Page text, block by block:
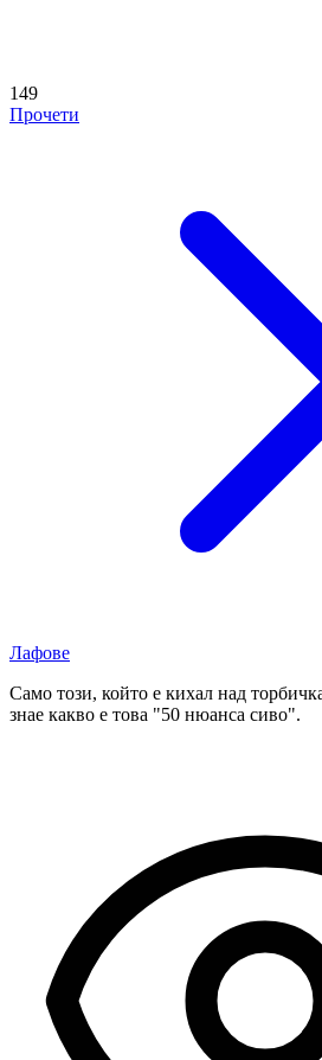
149
Прочети
Лафове
Само този, който е кихал над
знае какво е това "50 нюанса сиво".